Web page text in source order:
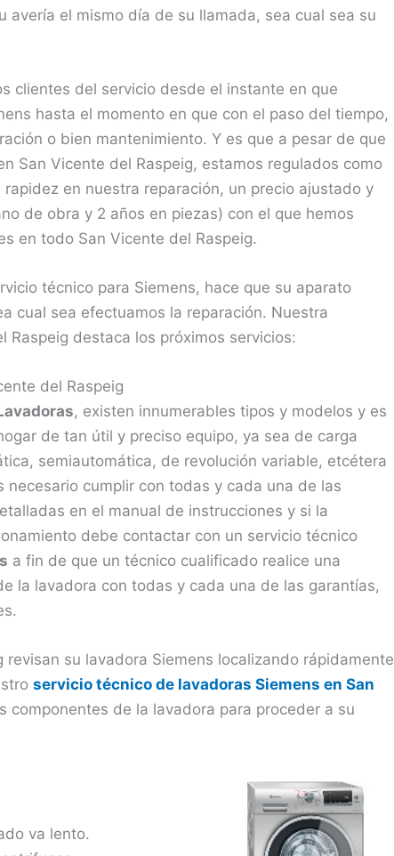
avería el mismo día de su llamada, sea cual sea su
clientes del servicio desde el instante en que
hasta el momento en que con el paso del tiempo,
o bien mantenimiento. Y es que a pesar de que
San Vicente del Raspeig, estamos regulados como
rapidez en nuestra reparación, un precio ajustado y
de obra y 2 años en piezas) con el que hemos
en todo San Vicente del Raspeig.
técnico para Siemens, hace que su aparato
cual sea efectuamos la reparación. Nuestra
Raspeig destaca los próximos servicios:
del Raspeig
, existen innumerables tipos y modelos y es
de tan útil y preciso equipo, ya sea de carga
semiautomática, de revolución variable, etcétera
cumplir con todas y cada una de las
en el manual de instrucciones y si la
debe contactar con un servicio técnico
a fin de que un técnico cualificado realice una
la lavadora con todas y cada una de las garantías,
su lavadora Siemens localizando rápidamente
servicio técnico de lavadoras Siemens en San
componentes de la lavadora para proceder a su
va lento.